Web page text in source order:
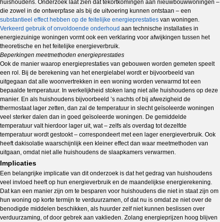
huishoudens. Onderzoek laat zien dat tekortkomingen aan nieuwbouwwoningen –
die zowel in de ontwerpfase als bij de uitvoering kunnen ontstaan – een
substantieel effect hebben op de feitelijke energieprestaties van woningen.
Verkeerd gebruik of onvoldoende onderhoud aan technische installaties in
energiezuinige woningen vormt ook een verklaring voor afwijkingen tussen het
theoretische en het feitelijke energieverbruik.
Beperkingen meetmethoden energieprestaties
Ook de manier waarop energieprestaties van gebouwen worden gemeten speelt
een rol. Bij de berekening van het energielabel wordt er bijvoorbeeld van
uitgegaan dat alle woonvertrekken in een woning worden verwarmd tot een
bepaalde temperatuur. In werkelijkheid stoken lang niet alle huishoudens op deze
manier. En als huishoudens bijvoorbeeld ’s nachts of bij afwezigheid de
thermostaat lager zetten, dan zal de temperatuur in slecht geïsoleerde woningen
veel sterker dalen dan in goed geïsoleerde woningen. De gemiddelde
temperatuur valt hierdoor lager uit, wat – zelfs als overdag tot dezelfde
temperatuur wordt gestookt – correspondeert met een lager energieverbruik. Ook
heeft dakisolatie waarschijnlijk een kleiner effect dan waar meetmethoden van
uitgaan, omdat niet alle huishoudens de slaapkamers verwarmen.
Implicaties
Een belangrijke implicatie van dit onderzoek is dat het gedrag van huishoudens
veel invloed heeft op hun energieverbruik en de maandelijkse energierekening.
Dat kan een manier zijn om te besparen voor huishoudens die niet in staat zijn om
hun woning op korte termijn te verduurzamen, of dat nu is omdat ze niet over de
benodigde middelen beschikken, als huurder zelf niet kunnen beslissen over
verduurzaming, of door gebrek aan vaklieden. Zolang energieprijzen hoog blijven